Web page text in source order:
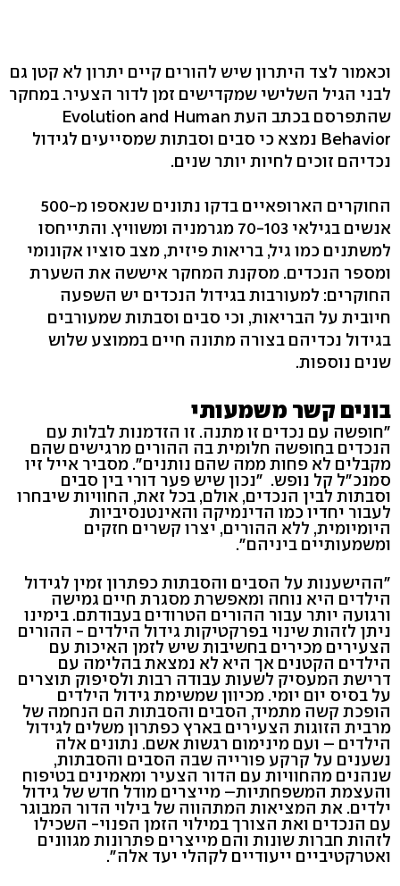
וכאמור לצד היתרון שיש להורים קיים יתרון לא קטן גם
לבני הגיל השלישי שמקדישים זמן לדור הצעיר. במחקר
שהתפרסם בכתב העת Evolution and Human
Behavior נמצא כי סבים וסבתות שמסייעים לגידול
נכדיהם זוכים לחיות יותר שנים.
החוקרים הארופאיים בדקו נתונים שנאספו מ-500
אנשים בגילאי 70-103 מגרמניה ומשוויץ. והתייחסו
למשתנים כמו גיל, בריאות פיזית, מצב סוציו אקונומי
ומספר הנכדים. מסקנת המחקר איששה את השערת
החוקרים: למעורבות בגידול הנכדים יש השפעה
חיובית על הבריאות, וכי סבים וסבתות שמעורבים
בגידול נכדיהם בצורה מתונה חיים בממוצע שלוש
שנים נוספות.
בונים קשר משמעותי
"חופשה עם נכדים זו מתנה. זו הזדמנות לבלות עם
הנכדים בחופשה חלומית בה ההורים מרגישים שהם
מקבלים לא פחות ממה שהם נותנים". מסביר אייל זיו
סמנכ"ל קל נופש. "נכון שיש פער דורי בין סבים
וסבתות לבין הנכדים, אולם, בכל זאת, החוויות שיבחרו
לעבור יחדיו כמו הדינמיקה והאינטנסיביות
היומיומית, ללא ההורים, יצרו קשרים חזקים
ומשמעותיים ביניהם".
"ההישענות על הסבים והסבתות כפתרון זמין לגידול
הילדים היא נוחה ומאפשרת מסגרת חיים גמישה
ורגועה יותר עבור ההורים הטרודים בעבודתם. בימינו
ניתן לזהות שינוי בפרקטיקות גידול הילדים - ההורים
הצעירים מכירים בחשיבות שיש לזמן האיכות עם
הילדים הקטנים אך היא לא נמצאת בהלימה עם
דרישת המעסיק לשעות עבודה רבות ולסיפוק תוצרים
על בסיס יום יומי. מכיוון שמשימת גידול הילדים
הופכת קשה מתמיד, הסבים והסבתות הם הנחמה של
מרבית הזוגות הצעירים בארץ כפתרון משלים לגידול
הילדים – ועם מינימום רגשות אשם. נתונים אלה
נשענים על קרקע פורייה שבה הסבים והסבתות,
שנהנים מהחוויות עם הדור הצעיר ומאמינים בטיפוח
והעצמת המשפחתיות– מייצרים מודל חדש של גידול
ילדים. את המציאות המתהווה של בילוי הדור המבוגר
עם הנכדים ואת הצורך במילוי הזמן הפנוי- השכילו
לזהות חברות שונות והם מייצרים פתרונות מגוונים
ואטרקטיביים ייעודיים לקהלי יעד אלה".